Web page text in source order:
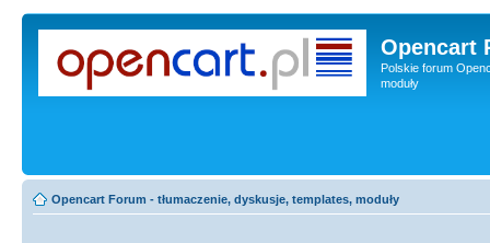
Opencart
Polskie forum
moduły
Opencart Forum - tłumaczenie, dyskusje, templates, moduły